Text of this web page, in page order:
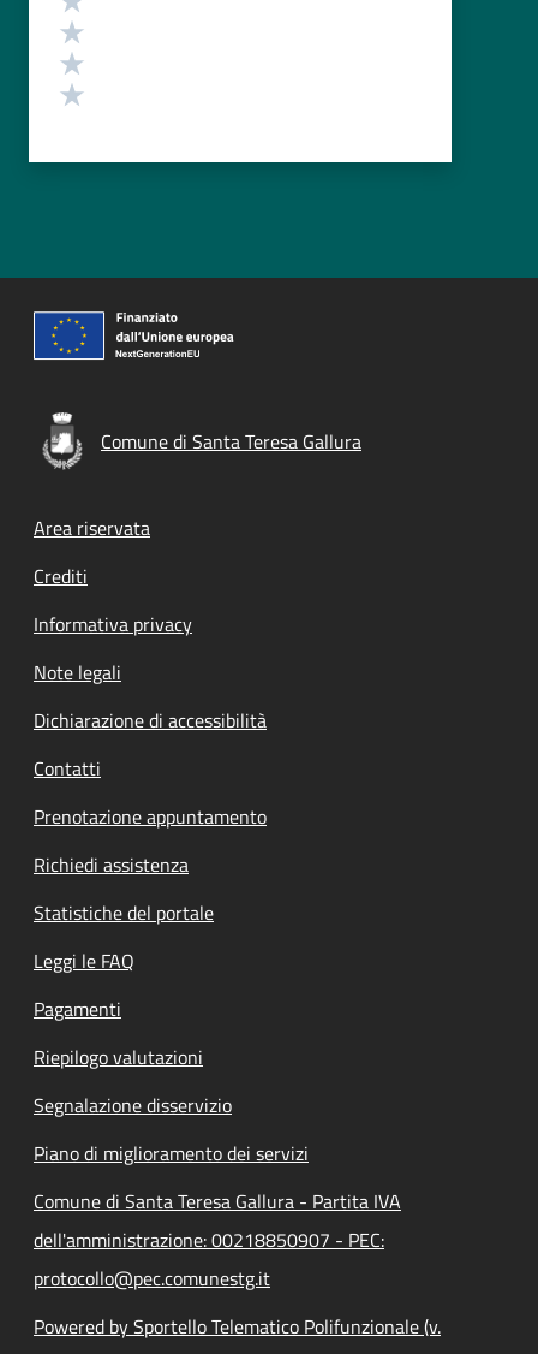
Comune di Santa Teresa Gallura
Footer menu
Area riservata
Crediti
Informativa privacy
Note legali
Dichiarazione di accessibilità
Contatti
Prenotazione appuntamento
Richiedi assistenza
Statistiche del portale
Leggi le FAQ
Pagamenti
Riepilogo valutazioni
Segnalazione disservizio
Piano di miglioramento dei servizi
Comune di Santa Teresa Gallura - Partita IVA
dell'amministrazione: 00218850907 - PEC:
protocollo@pec.comunestg.it
Powered by Sportello Telematico Polifunzionale (v.